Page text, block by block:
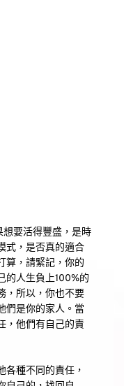
要活得豐盛，是時
式，是否真的適合
算，請緊記，你的
的人生負上100%的
，所以，你也不要
們是你的家人。當
，他們有自己的責
各種不同的責任，